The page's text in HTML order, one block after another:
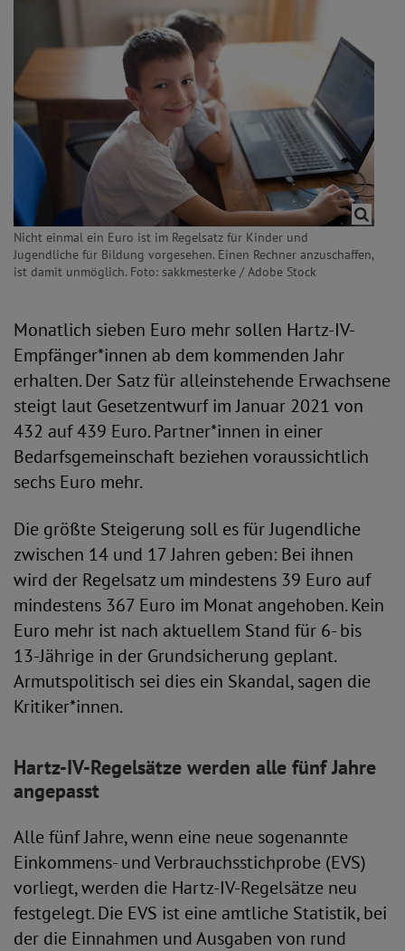
Nicht einmal ein Euro ist im Regelsatz für Kinder und
Jugendliche für Bildung vorgesehen. Einen Rechner anzuschaffen,
ist damit unmöglich. Foto: sakkmesterke / Adobe Stock
Monatlich sieben Euro mehr sollen Hartz-IV-
Empfänger*innen ab dem kommenden Jahr
erhalten. Der Satz für alleinstehende Erwachsene
steigt laut Gesetzentwurf im Januar 2021 von
432 auf 439 Euro. Partner*innen in einer
Bedarfsgemeinschaft beziehen voraussichtlich
sechs Euro mehr.
Die größte Steigerung soll es für Jugendliche
zwischen 14 und 17 Jahren geben: Bei ihnen
wird der Regelsatz um mindestens 39 Euro auf
mindestens 367 Euro im Monat angehoben. Kein
Euro mehr ist nach aktuellem Stand für 6- bis
13-Jährige in der Grundsicherung geplant.
Armutspolitisch sei dies ein Skandal, sagen die
Kritiker*innen.
Hartz-IV-Regelsätze werden alle fünf Jahre
angepasst
Alle fünf Jahre, wenn eine neue sogenannte
Einkommens- und Verbrauchsstichprobe (EVS)
vorliegt, werden die Hartz-IV-Regelsätze neu
festgelegt. Die EVS ist eine amtliche Statistik, bei
der die Einnahmen und Ausgaben von rund